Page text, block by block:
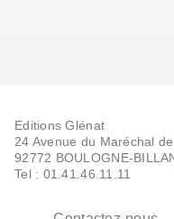
Editions Glénat
24 Avenue du Maréchal
92772 BOULOGNE-
Tel : 01.41.46.11.11